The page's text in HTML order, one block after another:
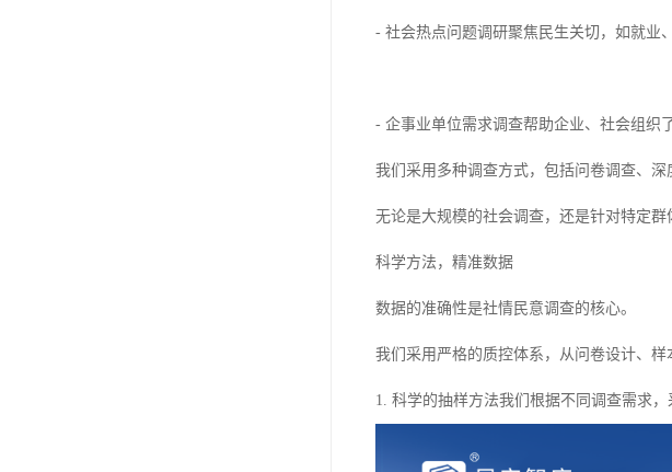
- 社会热点问题调研聚焦民生关切，如就业
- 企事业单位需求调查帮助企业、社会组织
我们采用多种调查方式，包括问卷调查、
无论是大规模的社会调查，还是针对特定群
科学方法，精准数据
数据的准确性是社情民意调查的核心。
我们采用严格的质控体系，从问卷设计、
1. 科学的抽样方法我们根据不同调查需求